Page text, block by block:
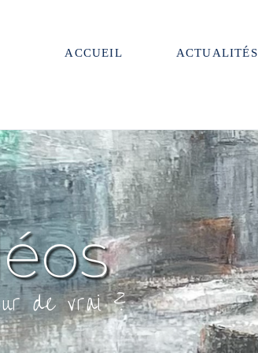
ACCUEIL ACTUALITÉS